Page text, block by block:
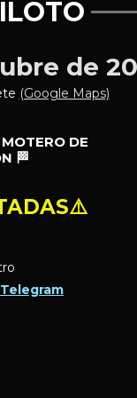
de
(Google Maps)
DE
🏁